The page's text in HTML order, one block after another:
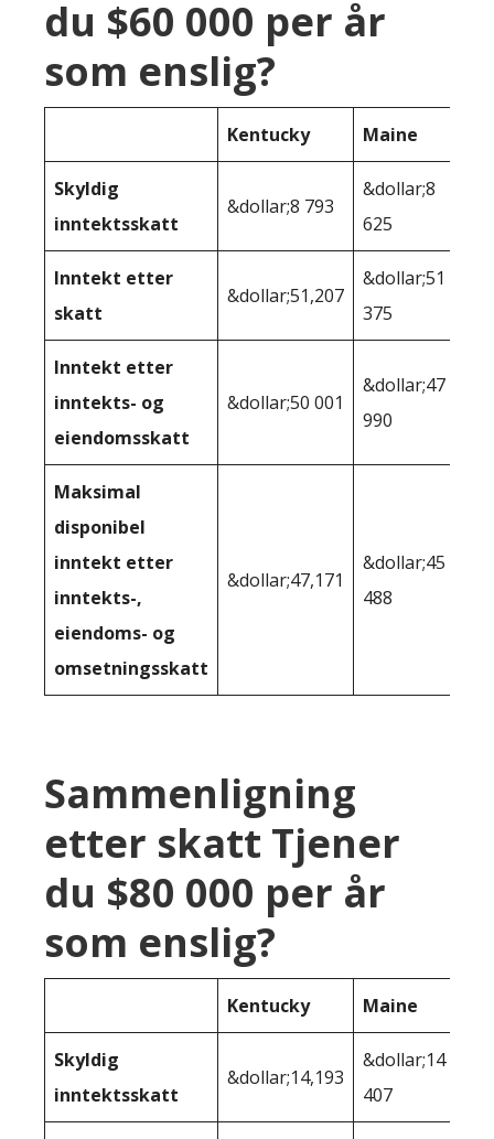
du $60 000 per år
som enslig?
Kentucky Maine
Skyldig
inntektsskatt
&dollar;8 793
&dollar;8
625
Inntekt etter
skatt
&dollar;51,207
&dollar;51
375
Inntekt etter
inntekts- og
eiendomsskatt
&dollar;50 001
&dollar;47
990
Maksimal
disponibel
inntekt etter
inntekts-,
eiendoms- og
omsetningsskatt
&dollar;47,171
&dollar;45
488
Sammenligning
etter skatt Tjener
du $80 000 per år
som enslig?
Kentucky Maine
Skyldig
inntektsskatt
&dollar;14,193
&dollar;14
407